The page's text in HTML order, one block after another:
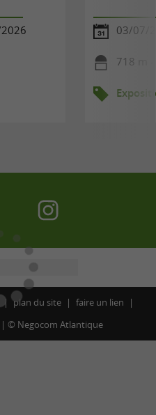
03/07/
718 m
plan du site
faire un lien
© Negocom Atlantique